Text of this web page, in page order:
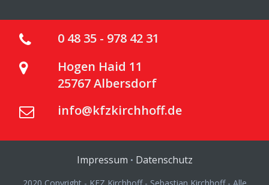
0 48 35 - 978 42 31
Hogen Haid 11
25767 Albersdorf
info@kfzkirchhoff.de
Impressum • Datenschutz